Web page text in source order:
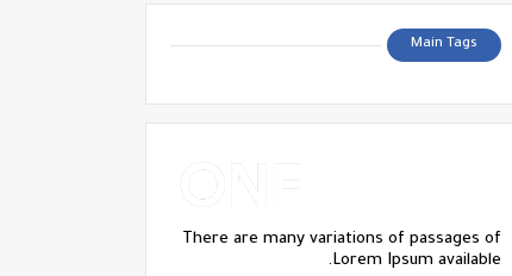
Main Tags
There are many variations of passages of
Lorem Ipsum available.